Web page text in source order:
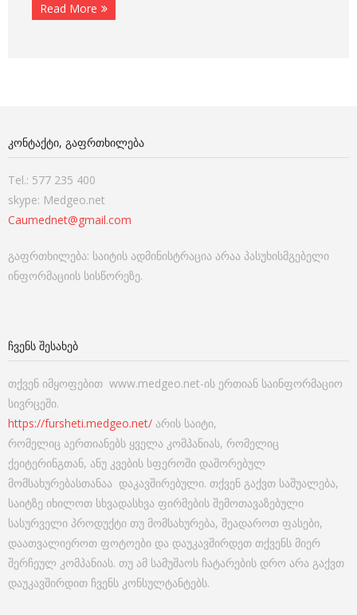
Read More
ᲙᲝᲜᲢᲐᲥᲢᲘ, ᲒᲐᲤᲠᲗᲮᲘᲚᲔᲑᲐ
Tel.: 577 235 400
skype: Medgeo.net
Caumednet@gmail.com
გაფრთხილება: საიტის ადმინისტრაცია არაა პასუხისმგებელი
ინფორმაციის სისწორეზე.
ᲩᲕᲔᲜᲡ ᲨᲔᲡᲐᲮᲔᲑ
თქვენ იმყოფებით www.medgeo.net-ის ერთიან საინფორმაციო
სივრცეში.
https://fursheti.medgeo.net/ არის საიტი,
რომელიც აერთიანებს ყველა კომპანიას, რომელიც
ქეიტერინგთან, ანუ კვების სფეროში დაშორებულ
მომსახურებასთანაა დაკავშირებული. თქვენ გაქვთ საშუალება,
საიტზე იხილოთ სხვადასხვა ფირმების შემოთავაზებული
სასურველი პროდუქტი თუ მომსახურება, შეადაროთ ფასები,
დაათვალიეროთ ფოტოები და დაუკავშირდეთ თქვენს მიერ
შერჩეულ კომპანიას. თუ ამ სამუშაოს ჩატარების დრო არა გაქვთ
დაუკავშირდით ჩვენს კონსულტანტებს.